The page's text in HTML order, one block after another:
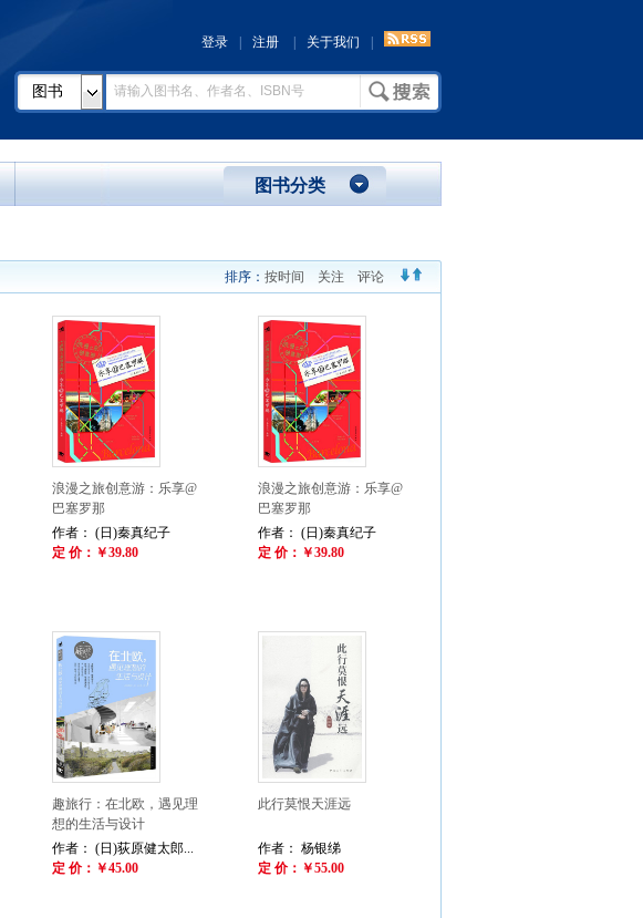
登录 注册 关于我们
图书
图书分类
排序： 按时间 关注 评论
浪漫之旅创意游：乐享@
巴塞罗那
作者： (日)秦真纪子
定 价：￥39.80
浪漫之旅创意游：乐享@
巴塞罗那
作者： (日)秦真纪子
定 价：￥39.80
趣旅行：在北欧，遇见理
想的生活与设计
作者： (日)荻原健太郎...
定 价：￥45.00
此行莫恨天涯远
作者： 杨银绨
定 价：￥55.00